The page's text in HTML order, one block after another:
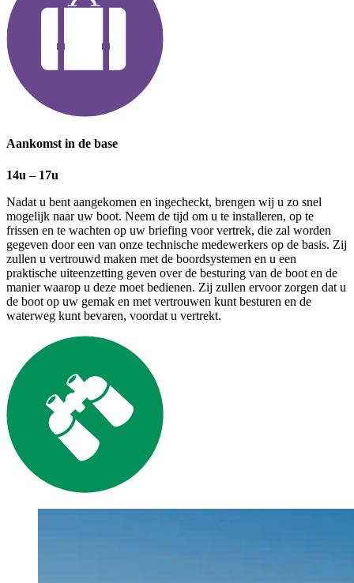
Aankomst in de base
14u – 17u
Nadat u bent aangekomen en ingecheckt, brengen wij u zo snel
mogelijk naar uw boot. Neem de tijd om u te installeren, op te
frissen en te wachten op uw briefing voor vertrek, die zal worden
gegeven door een van onze technische medewerkers op de basis. Zij
zullen u vertrouwd maken met de boordsystemen en u een
praktische uiteenzetting geven over de besturing van de boot en de
manier waarop u deze moet bedienen. Zij zullen ervoor zorgen dat u
de boot op uw gemak en met vertrouwen kunt besturen en de
waterweg kunt bevaren, voordat u vertrekt.